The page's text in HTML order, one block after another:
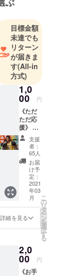
身
チュ観光大
ペルーSNS
報大使
ボクシング
レーナー
大学卒業
後、世界一
ヵ国目で
った南米
ペルーにて
ロックダウ
ンに合い、
閉鎖中の世
遺産マ
チュピチュ
7ヶ月間取
村の子ども
達にボクシ
目標金額
未達でも
リターン
が届きま
す(All-in
方式)
1,0
00 円
《ただ
ただ応
援》 リ
ターン
なんて
いいか
ら頑
張って
と言っ
てくだ
さる
方、僕
の夢を
応援し
てくだ
さる
ロジェ
クト終
了後、
全力の
支援
者：
65人
お届
け予
定：
2021
年03
月
詳細を見る
こ
の
リ
タ
ー
ン
を
選
択
す
る
2,0
00 円
《お手